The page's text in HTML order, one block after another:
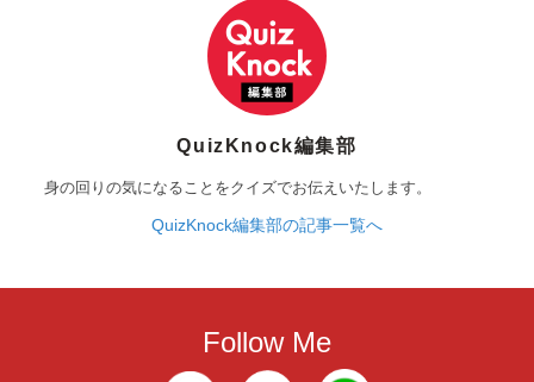
QuizKnock編集部
身の回りの気になることをクイズでお伝えいたします。
QuizKnock編集部の記事一覧へ
Follow Me